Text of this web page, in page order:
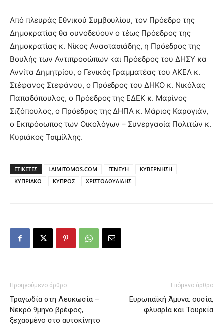
Από πλευράς Εθνικού Συμβουλίου, τον Πρόεδρο της
Δημοκρατίας θα συνοδεύουν ο τέως Πρόεδρος της
Δημοκρατίας κ. Νίκος Αναστασιάδης, η Πρόεδρος της
Βουλής των Αντιπροσώπων και Πρόεδρος του ΔΗΣΥ κα
Αννίτα Δημητρίου, ο Γενικός Γραμματέας του ΑΚΕΛ κ.
Στέφανος Στεφάνου, ο Πρόεδρος του ΔΗΚΟ κ. Νικόλας
Παπαδόπουλος, ο Πρόεδρος της ΕΔΕΚ κ. Μαρίνος
Σιζόπουλος, ο Πρόεδρος της ΔΗΠΑ κ. Μάριος Καρογιάν,
ο Εκπρόσωπος των Οικολόγων – Συνεργασία Πολιτών κ.
Κυριάκος Τσιμίλλης.
ΕΤΙΚΕΤΕΣ LAIMITOMOS.COM ΓΕΝΕΥΗ
ΚΥΒΕΡΝΗΣΗ
ΚΥΠΡΙΑΚΟ
ΚΥΠΡΟΣ ΧΡΙΣΤΟΔΟΥΛΙΔΗΣ
Προηγούμενο άρθρο
Τραγωδία στη Λευκωσία –
Νεκρό 9μηνο βρέφος,
ξεχασμένο στο αυτοκίνητο
Επόμενο άρθρο
Ευρωπαϊκή Άμυνα: ουσία,
φλυαρία και Τουρκία